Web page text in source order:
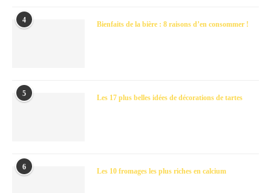
4 Bienfaits de la bière : 8 raisons d’en consommer !
5 Les 17 plus belles idées de décorations de tartes
6 Les 10 fromages les plus riches en calcium